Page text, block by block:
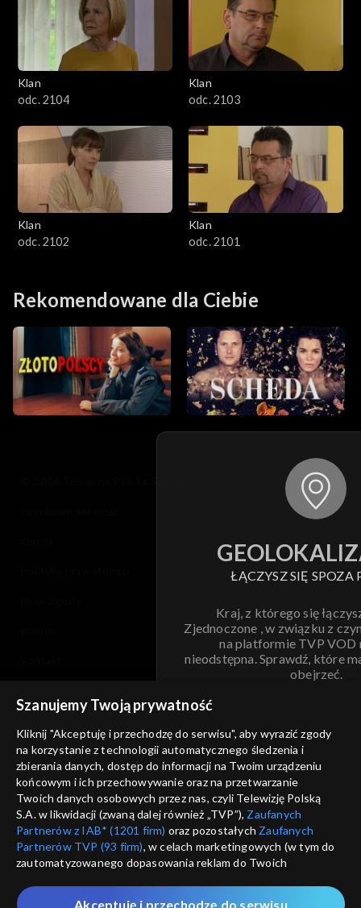
Klan
odc. 2104
Klan
odc. 2103
Klan
odc. 2102
Klan
odc. 2101
Rekomendowane dla Ciebie
ŁĄCZYSZ SIĘ SPOZA
Kraj, z którego się
Zjednoczone , w związku z
na platformie TVP VOD
nieodstępna. Sprawdź, które
obejrzeć.
ANULUJ
informacje o dostawcy usług
Szanujemy Twoją prywatność
Kliknij "Akceptuję i przechodzę do serwisu", aby wyrazić zgody
na korzystanie z technologii automatycznego śledzenia i
zbierania danych, dostęp do informacji na Twoim urządzeniu
końcowym i ich przechowywanie oraz na przetwarzanie
Twoich danych osobowych przez nas, czyli Telewizję Polską
S.A. w likwidacji (zwaną dalej również „TVP”), Zaufanych
Partnerów z IAB* (1201 firm) oraz pozostałych Zaufanych
Partnerów TVP (93 firm), w celach marketingowych (w tym do
zautomatyzowanego dopasowania reklam do Twoich
które wskazujemy poniżej, a także zgody na udostępnianie
Akceptuję i przechodzę do serwisu